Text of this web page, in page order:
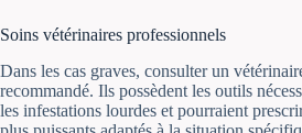
Soins vétérinaires professionnels
Dans les cas graves, consulter un
recommandé. Ils possèdent les outils
les infestations lourdes et pourraient